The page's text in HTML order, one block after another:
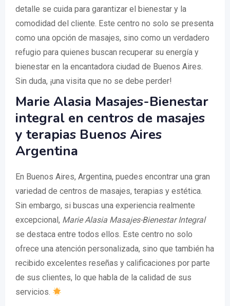
detalle se cuida para garantizar el bienestar y la
comodidad del cliente. Este centro no solo se presenta
como una opción de masajes, sino como un verdadero
refugio para quienes buscan recuperar su energía y
bienestar en la encantadora ciudad de Buenos Aires.
Sin duda, ¡una visita que no se debe perder!
Marie Alasia Masajes-Bienestar
integral en centros de masajes
y terapias Buenos Aires
Argentina
En Buenos Aires, Argentina, puedes encontrar una gran
variedad de centros de masajes, terapias y estética.
Sin embargo, si buscas una experiencia realmente
excepcional, Marie Alasia Masajes-Bienestar Integral
se destaca entre todos ellos. Este centro no solo
ofrece una atención personalizada, sino que también ha
recibido excelentes reseñas y calificaciones por parte
de sus clientes, lo que habla de la calidad de sus
servicios.